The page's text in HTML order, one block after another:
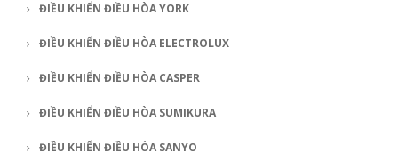
ĐIỀU KHIỂN ĐIỀU HÒA YORK
ĐIỀU KHIỂN ĐIỀU HÒA ELECTROLUX
ĐIỀU KHIỂN ĐIỀU HÒA CASPER
ĐIỀU KHIỂN ĐIỀU HÒA SUMIKURA
ĐIỀU KHIỂN ĐIỀU HÒA SANYO